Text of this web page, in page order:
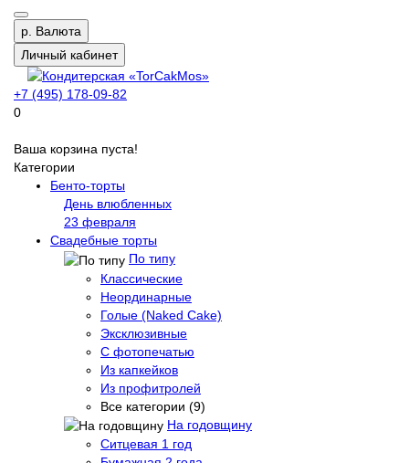
р. Валюта
Личный кабинет
+7 (495) 178-09-82
0
Ваша корзина пуста!
Категории
Бенто-торты
День влюбленных
23 февраля
Свадебные торты
По типу
Классические
Неординарные
Голые (Naked Cake)
Эксклюзивные
С фотопечатью
Из капкейков
Из профитролей
Все категории (9)
На годовщину
Ситцевая 1 год